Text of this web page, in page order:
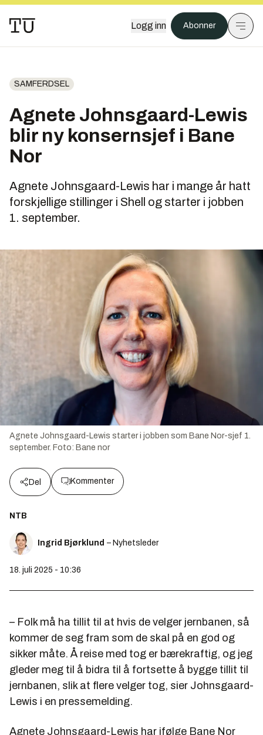
Logg inn Abonner
SAMFERDSEL
Agnete Johnsgaard-Lewis
blir ny konsernsjef i Bane
Nor
Agnete Johnsgaard-Lewis har i mange år hatt
forskjellige stillinger i Shell og starter i jobben
1. september.
Agnete Johnsgaard-Lewis starter i jobben som Bane Nor-sjef 1.
september. Foto: Bane nor
Del Kommenter
NTB
Ingrid Bjørklund – Nyhetsleder
18. juli 2025 - 10:36
– Folk må ha tillit til at hvis de velger jernbanen, så
kommer de seg fram som de skal på en god og
sikker måte. Å reise med tog er bærekraftig, og jeg
gleder meg til å bidra til å fortsette å bygge tillit til
jernbanen, slik at flere velger tog, sier Johnsgaard-
Lewis i en pressemelding.
Agnete Johnsgaard-Lewis har ifølge Bane Nor